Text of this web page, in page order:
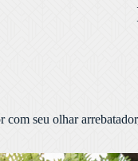
seu olhar